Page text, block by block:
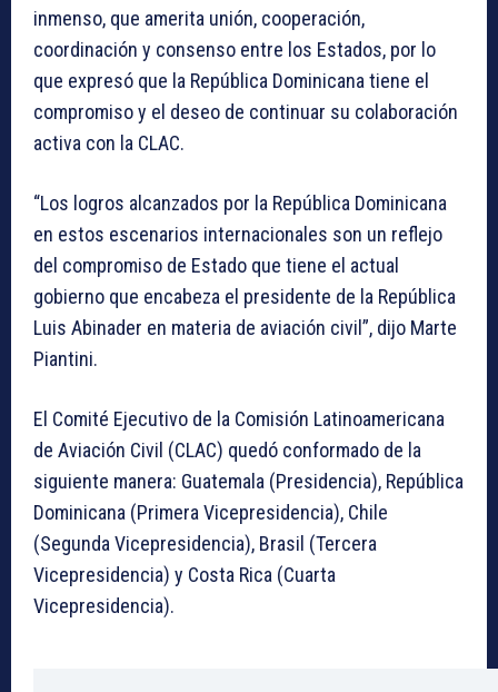
inmenso, que amerita unión, cooperación,
coordinación y consenso entre los Estados, por lo
que expresó que la República Dominicana tiene el
compromiso y el deseo de continuar su colaboración
activa con la CLAC.
“Los logros alcanzados por la República Dominicana
en estos escenarios internacionales son un reflejo
del compromiso de Estado que tiene el actual
gobierno que encabeza el presidente de la República
Luis Abinader en materia de aviación civil”, dijo Marte
Piantini.
El Comité Ejecutivo de la Comisión Latinoamericana
de Aviación Civil (CLAC) quedó conformado de la
siguiente manera: Guatemala (Presidencia), República
Dominicana (Primera Vicepresidencia), Chile
(Segunda Vicepresidencia), Brasil (Tercera
Vicepresidencia) y Costa Rica (Cuarta
Vicepresidencia).